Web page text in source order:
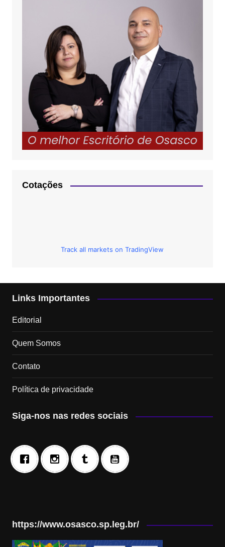
Cotações
Track all markets on TradingView
Links Importantes
Editorial
Quem Somos
Contato
Política de privacidade
Siga-nos nas redes sociais
https://www.osasco.sp.leg.br/